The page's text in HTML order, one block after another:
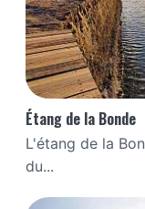
Étang de la Bonde
L'étang de la
du...